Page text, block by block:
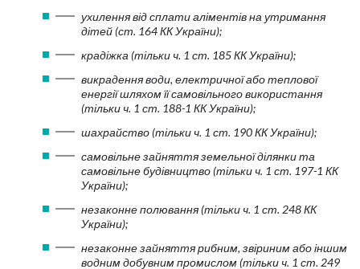
ухилення від сплати аліментів на утримання
дітей (ст. 164 КК України);
крадіжка (тільки ч. 1 ст. 185 КК України);
викрадення води, електричної або теплової
енергії шляхом її самовільного використання
(тільки ч. 1 ст. 188-1 КК України);
шахрайство (тільки ч. 1 ст. 190 КК України);
самовільне зайняття земельної ділянки та
самовільне будівництво (тільки ч. 1 ст. 197-1 КК
України);
незаконне полювання (тільки ч. 1 ст. 248 КК
України);
незаконне зайняття рибним, звіриним або іншим
водним добувним промислом (тільки ч. 1 ст. 249